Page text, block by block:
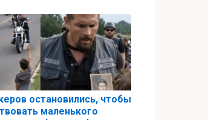
остановились, чтобы
маленького